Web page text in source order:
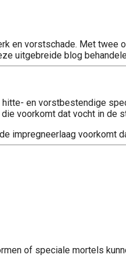
en vorstschade. Met twee
uitgebreide blog
en vorstbestendige
voorkomt dat vocht in de
impregneerlaag voorkomt
of speciale mortels